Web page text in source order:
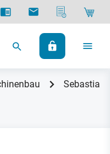
Sebastian